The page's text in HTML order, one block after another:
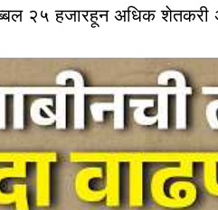
२५ हजारहून अधिक शेतकरी